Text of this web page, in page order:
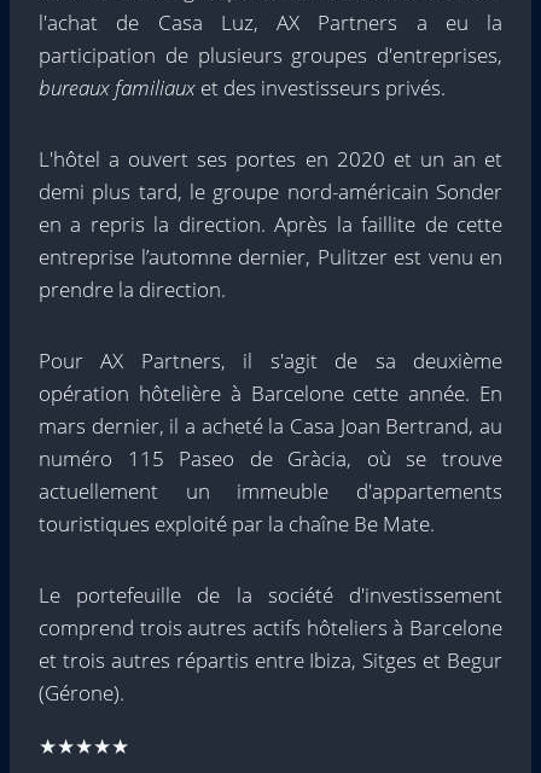
l'achat de Casa Luz, AX Partners a eu la
participation de plusieurs groupes d'entreprises,
bureaux familiaux et des investisseurs privés.
L'hôtel a ouvert ses portes en 2020 et un an et
demi plus tard, le groupe nord-américain Sonder
en a repris la direction. Après la faillite de cette
entreprise l’automne dernier, Pulitzer est venu en
prendre la direction.
Pour AX Partners, il s'agit de sa deuxième
opération hôtelière à Barcelone cette année. En
mars dernier, il a acheté la Casa Joan Bertrand, au
numéro 115 Paseo de Gràcia, où se trouve
actuellement un immeuble d'appartements
touristiques exploité par la chaîne Be Mate.
Le portefeuille de la société d'investissement
comprend trois autres actifs hôteliers à Barcelone
et trois autres répartis entre Ibiza, Sitges et Begur
(Gérone).
★★★★★